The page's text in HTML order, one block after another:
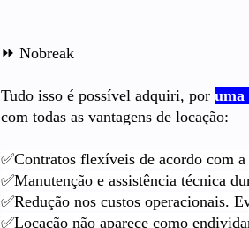
⏩ Nobreak
Tudo isso é possível adquiri, por uma
com todas as vantagens de locação:
✅Contratos flexíveis de acordo com a
✅Manutenção e assistência técnica
✅Redução nos custos operacionais.
✅Locação não aparece como